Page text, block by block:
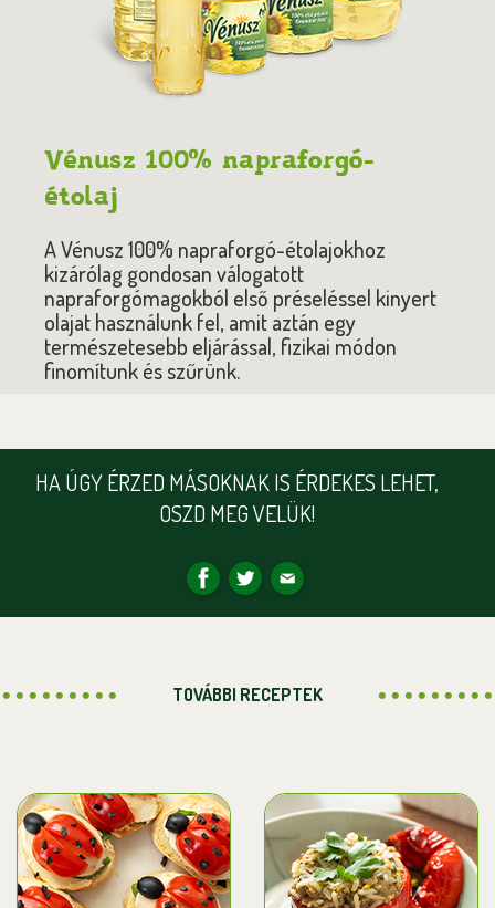
Vénusz 100% napraforgó-
étolaj
A Vénusz 100% napraforgó-étolajokhoz
kizárólag gondosan válogatott
napraforgómagokból első préseléssel kinyert
olajat használunk fel, amit aztán egy
természetesebb eljárással, fizikai módon
finomítunk és szűrünk.
HA ÚGY ÉRZED MÁSOKNAK IS ÉRDEKES LEHET,
OSZD MEG VELÜK!
TOVÁBBI RECEPTEK